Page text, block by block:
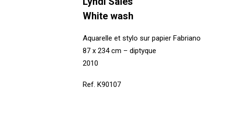
White wash
Aquarelle et stylo sur papier Fabriano
87 x 234 cm – diptyque
2010
Ref. K90107